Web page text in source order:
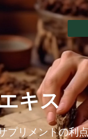
キス
プリメントの利